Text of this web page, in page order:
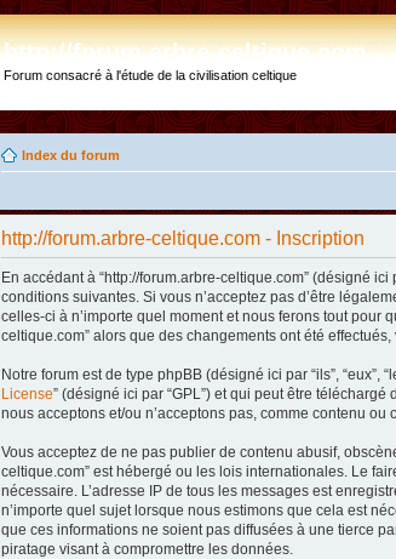
http://forum.arbre-celtique.com
Forum consacré à l'étude de la civilisation celtique
Index du forum
http://forum.arbre-celtique.com - Inscription
En accédant à “http://forum.arbre-celtique.com” (désigné ici
conditions suivantes. Si vous n’acceptez pas d’être
celles-ci à n’importe quel moment et nous ferons tout pour
celtique.com” alors que des changements ont été
Notre forum est de type phpBB (désigné ici par “ils”, “eux”,
License” (désigné ici par “GPL”) et qui peut être téléchargé
nous acceptons et/ou n’acceptons pas, comme contenu
Vous acceptez de ne pas publier de contenu abusif,
celtique.com” est hébergé ou les lois internationales. Le
nécessaire. L’adresse IP de tous les messages est
n’importe quel sujet lorsque nous estimons que cela est
que ces informations ne soient pas diffusées à une tierce
piratage visant à compromettre les données.